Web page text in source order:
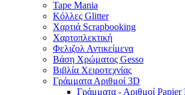
Tape Mania
Κόλλες Glitter
Χαρτιά Scrapbooking
Χαρτοπλεκτική
Φελιζολ Αντικείμενα
Βάση Χρώματος Gesso
Βιβλία Χειροτεχνίας
Γράμματα Αριθμοί 3D
Γράμματα - Αριθμοί Papier